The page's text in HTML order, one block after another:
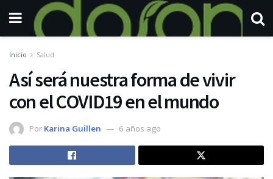
Inicio Salud
Así será nuestra forma de vivir
con el COVID19 en el mundo
Por Karina Guillen 6 años ago